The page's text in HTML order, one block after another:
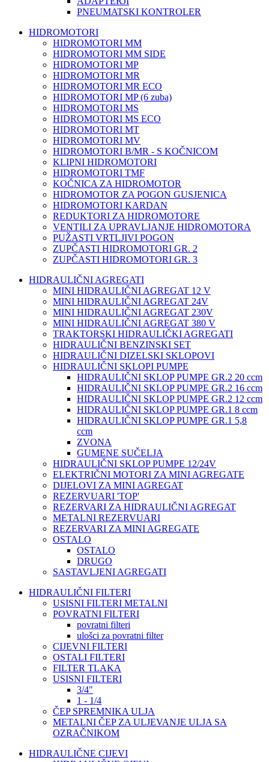
PNEUMATSKI KONTROLER
HIDROMOTORI
HIDROMOTORI MM
HIDROMOTORI MM SIDE
HIDROMOTORI MP
HIDROMOTORI MR
HIDROMOTORI MR ECO
HIDROMOTORI MP (6 zuba)
HIDROMOTORI MS
HIDROMOTORI MS ECO
HIDROMOTORI MT
HIDROMOTORI MV
HIDROMOTORI B/MR - S KOČNICOM
KLIPNI HIDROMOTORI
HIDROMOTORI TMF
KOČNICA ZA HIDROMOTOR
HIDROMOTOR ZA POGON GUSJENICA
HIDROMOTORI KARDAN
REDUKTORI ZA HIDROMOTORE
VENTILI ZA UPRAVLJANJE HIDROMOTORA
PUŽASTI VRTLJIVI POGON
ZUPČASTI HIDROMOTORI GR. 2
ZUPČASTI HIDROMOTORI GR. 3
HIDRAULIČNI AGREGATI
MINI HIDRAULIČNI AGREGAT 12 V
MINI HIDRAULIČNI AGREGAT 24V
MINI HIDRAULIČNI AGREGAT 230V
MINI HIDRAULIČNI AGREGAT 380 V
TRAKTORSKI HIDRAULIČKI AGREGATI
HIDRAULIČNI BENZINSKI SET
HIDRAULIČNI DIZELSKI SKLOPOVI
HIDRAULIČNI SKLOPI PUMPE
HIDRAULIČNI SKLOP PUMPE GR.2 20 ccm
HIDRAULIČNI SKLOP PUMPE GR.2 16 ccm
HIDRAULIČNI SKLOP PUMPE GR.2 12 ccm
HIDRAULIČNI SKLOP PUMPE GR.1 8 ccm
HIDRAULIČNI SKLOP PUMPE GR.1 5,8
ccm
ZVONA
GUMENE SUČELJA
HIDRAULIČNI SKLOP PUMPE 12/24V
ELEKTRIČNI MOTORI ZA MINI AGREGATE
DIJELOVI ZA MINI AGREGAT
REZERVUARI 'TOP'
REZERVARI ZA HIDRAULIČNI AGREGAT
METALNI REZERVUARI
REZERVARI ZA MINI AGREGATE
OSTALO
OSTALO
DRUGO
SASTAVLJENI AGREGATI
HIDRAULIČNI FILTERI
USISNI FILTERI METALNI
POVRATNI FILTERI
povratni filteri
ulošci za povratni filter
CIJEVNI FILTERI
OSTALI FILTERI
FILTER TLAKA
USISNI FILTERI
3/4"
1 - 1/4
ČEP SPREMNIKA ULJA
METALNI ČEP ZA ULJEVANJE ULJA SA
OZRAČNIKOM
HIDRAULIČNE CIJEVI